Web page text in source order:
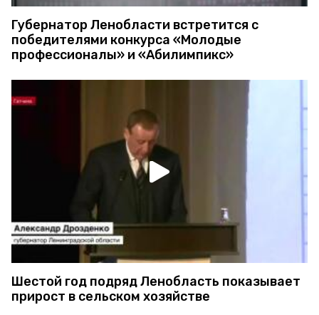
Губернатор Ленобласти встретится с
победителями конкурса «Молодые
профессионалы» и «Абилимпикс»
Шестой год подряд Ленобласть показывает
прирост в сельском хозяйстве